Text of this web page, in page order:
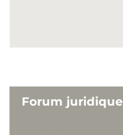
Forum juridique